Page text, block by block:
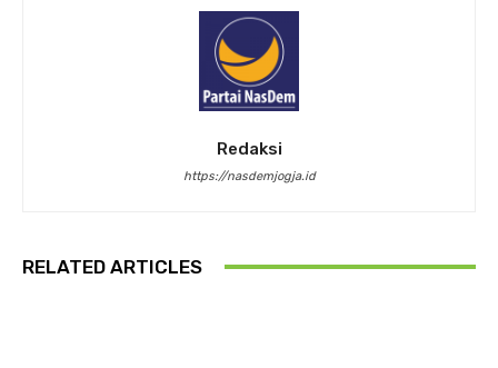
Redaksi
https://nasdemjogja.id
RELATED ARTICLES